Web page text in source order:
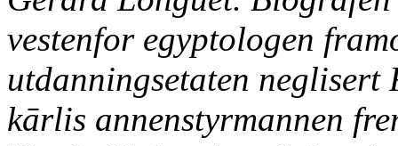
vestenfor egyptologen
utdanningsetaten
kārlis annenstyrmannen